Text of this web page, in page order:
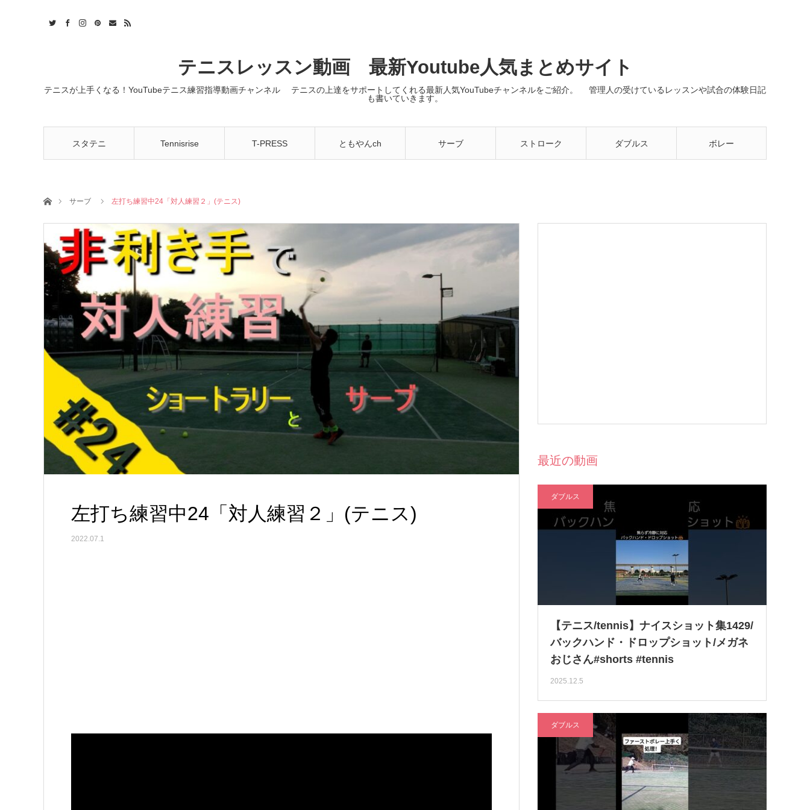
テニスレッスン動画 最新Youtube人気まとめサイト
テニスが上手くなる！YouTubeテニス練習指導動画チャンネル テニスの上達をサポートしてくれる最新人気YouTubeチャンネルをご紹介。 管理人の受けているレッスンや試合の体験日記
も書いていきます。
スタテニ Tennisrise T-PRESS ともやんch サーブ ストローク ダブルス ボレー
ホームサーブ 左打ち練習中24「対人練習２」(テニス)
左打ち練習中24「対人練習２」(テニス)
2022.07.1
最近の動画
ダブルス
【テニス/tennis】ナイスショット集1429/
バックハンド・ドロップショット/メガネ
おじさん#shorts #tennis
2025.12.5
ダブルス